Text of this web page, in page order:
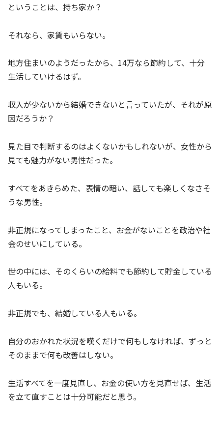
ということは、持ち家か？
それなら、家賃もいらない。
地方住まいのようだったから、14万なら節約して、十分
生活していけるはず。
収入が少ないから結婚できないと言っていたが、それが原
因だろうか？
見た目で判断するのはよくないかもしれないが、女性から
見ても魅力がない男性だった。
すべてをあきらめた、表情の暗い、話しても楽しくなさそ
うな男性。
非正規になってしまったこと、お金がないことを政治や社
会のせいにしている。
世の中には、そのくらいの給料でも節約して貯金している
人もいる。
非正規でも、結婚している人もいる。
自分のおかれた状況を嘆くだけで何もしなければ、ずっと
そのままで何も改善はしない。
生活すべてを一度見直し、お金の使い方を見直せば、生活
を立て直すことは十分可能だと思う。